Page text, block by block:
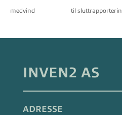
medvind til
INVEN2 AS
ADRESSE